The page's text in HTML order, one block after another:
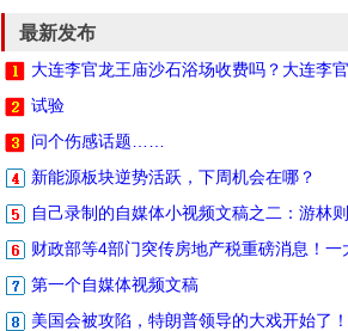
最新发布
大连李官龙王庙沙石浴场收费吗？大连李
试验
问个伤感话题……
新能源板块逆势活跃，下周机会在哪？
自己录制的自媒体小视频文稿之二：游林
财政部等4部门突传房地产税重磅消息！
第一个自媒体视频文稿
美国会被攻陷，特朗普领导的大戏开始了！